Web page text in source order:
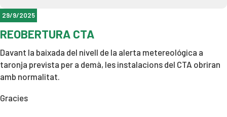
temporada.
Gràcies per la vostra implicació i respecte.
La Junta
29/9/2025
REOBERTURA CTA
Davant la baixada del nivell de la alerta metereológica a
taronja prevista per a demà, les instalacions del CTA obriran
amb normalitat.
Gracies